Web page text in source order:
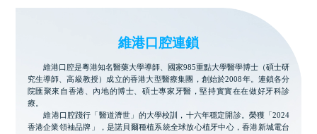
維港口腔連鎖
維港口腔是粵港知名醫藥大學導師、國家985重點大學醫學博士（碩士研
究生導師、高級教授）成立的香港大型醫療集團，創始於2008年。連鎖各分
院匯聚來自香港、內地的博士、碩士專家牙醫，堅持實實在在做好牙科診
療。
維港口腔踐行「醫道濟世」的大學校訓，十六年穩定開診。榮獲「2024
香港企業領袖品牌」，是諾貝爾種植系統全球放心植牙中心，香港新城電台